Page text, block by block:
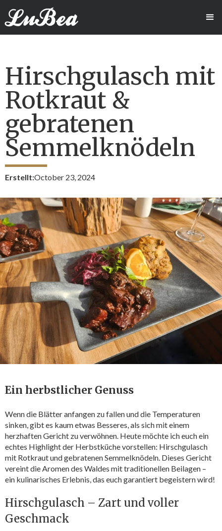
Hirschgulasch mit
Rotkraut &
gebratenen
Semmelknödeln
Erstellt:October 23, 2024
Ein herbstlicher Genuss
Wenn die Blätter anfangen zu fallen und die Temperaturen
sinken, gibt es kaum etwas Besseres, als sich mit einem
herzhaften Gericht zu verwöhnen. Heute möchte ich euch ein
echtes Highlight der Herbstküche vorstellen: Hirschgulasch
mit Rotkraut und gebratenen Semmelknödeln. Dieses Gericht
vereint die Aromen des Waldes mit traditionellen Beilagen –
ein kulinarisches Erlebnis, das euch garantiert begeistern wird!
Hirschgulasch – Zart und voller
Geschmack